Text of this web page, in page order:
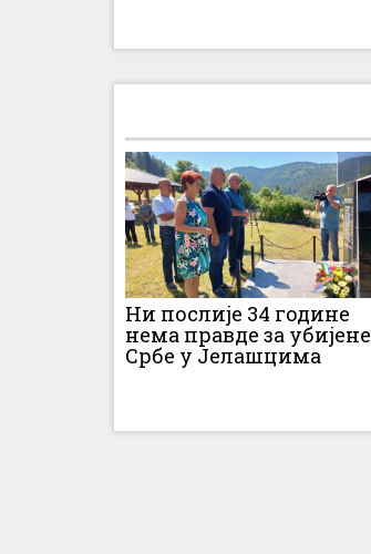
Ни послије 34 године
нема правде за убијене
Србе у Јелашцима